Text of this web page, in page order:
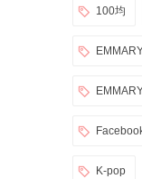
100均
K-pop